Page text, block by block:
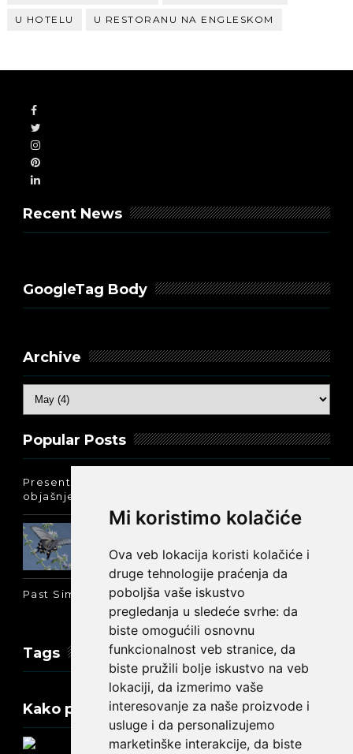
Mi koristimo kolačiće
Ova veb lokacija koristi kolačiće i
druge tehnologije praćenja da
poboljša vaše iskustvo
pregledanja u sledeće svrhe: da
biste omogućili osnovnu
funkcionalnost veb stranice, da
biste pružili bolje iskustvo na veb
lokaciji, da izmerimo vaše
interesovanje za naše proizvode i
usluge i da personalizujemo
marketinške interakcije, da biste
U HOTELU U RESTORANU NA ENGLESKOM
Recent News
GoogleTag Body
Archive
Popular Posts
Present Perfect Simple - najjednostavnije
objašnjenje :-)
Past Simple i Past Continuous - razlika
Tags
Kako promeniti tekst na engleskom?